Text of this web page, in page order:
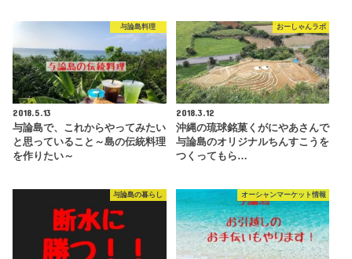
与論島料理
2018.5.13
与論島で、これからやってみたい
と思っていること～島の伝統料理
を作りたい～
おーしゃんラボ
2018.3.12
沖縄の琉球銘菓くがにやあさんで
与論島のオリジナルちんすこうを
つくってもら…
与論島の暮らし オーシャンマーケット情報